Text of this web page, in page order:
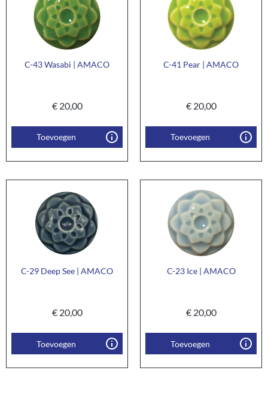
C-43 Wasabi | AMACO
€20,00
Toevoegen
C-41 Pear | AMACO
€20,00
Toevoegen
C-29 Deep See | AMACO
€20,00
Toevoegen
C-23 Ice | AMACO
€20,00
Toevoegen